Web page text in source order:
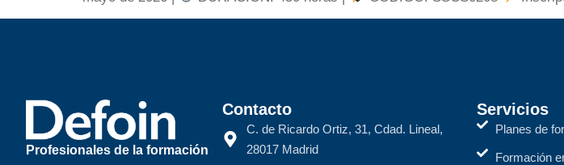
Profesionales de la formación
Contacto
C. de Ricardo Ortiz, 31, Cdad. Lineal,
28017 Madrid
Servicios
Planes de
Formación